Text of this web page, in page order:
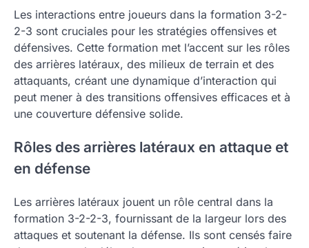
Les interactions entre joueurs dans la formation 3-2-
2-3 sont cruciales pour les stratégies offensives et
défensives. Cette formation met l’accent sur les rôles
des arrières latéraux, des milieux de terrain et des
attaquants, créant une dynamique d’interaction qui
peut mener à des transitions offensives efficaces et à
une couverture défensive solide.
Rôles des arrières latéraux en attaque et
en défense
Les arrières latéraux jouent un rôle central dans la
formation 3-2-2-3, fournissant de la largeur lors des
attaques et soutenant la défense. Ils sont censés faire